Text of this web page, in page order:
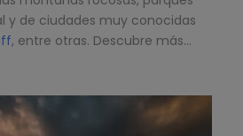
y de ciudades muy conocidas
, entre otras. Descubre más…